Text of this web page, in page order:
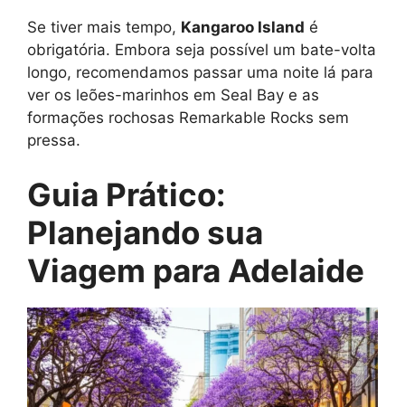
Se tiver mais tempo, Kangaroo Island é
obrigatória. Embora seja possível um bate-volta
longo, recomendamos passar uma noite lá para
ver os leões-marinhos em Seal Bay e as
formações rochosas Remarkable Rocks sem
pressa.
Guia Prático:
Planejando sua
Viagem para Adelaide